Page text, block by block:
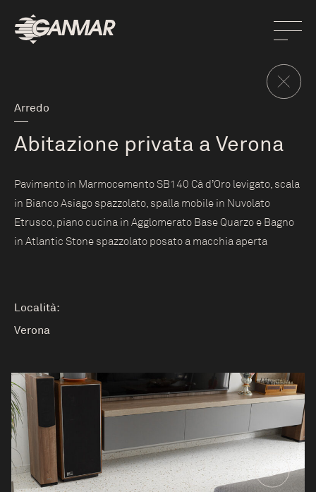
Arredo
Abitazione privata a Verona
Pavimento in Marmocemento SB140 Cà d’Oro levigato, scala
in Bianco Asiago spazzolato, spalla mobile in Nuvolato
Etrusco, piano cucina in Agglomerato Base Quarzo e Bagno
in Atlantic Stone spazzolato posato a macchia aperta
Località:
Verona